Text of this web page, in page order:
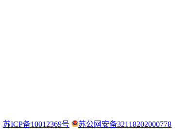
苏ICP备10012369号
苏公网安备32118202000778